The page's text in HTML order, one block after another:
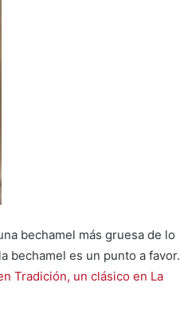
bechamel más gruesa de lo
bechamel es un punto a favor.
Tradición, un clásico en La